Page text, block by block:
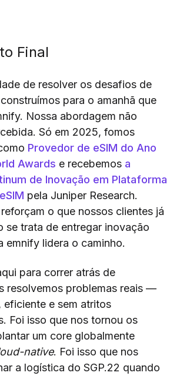
Final
de resolver os desafios de
para o amanhã que
Nossa abordagem não
Só em 2025, fomos
Provedor de eSIM do Ano
Awards e recebemos a
de Inovação em Plataforma
pela Juniper Research.
o que nossos clientes já
se trata de entregar inovação
emnify lidera o caminho.
para correr atrás de
resolvemos problemas reais —
eficiente e sem atritos
Foi isso que nos tornou os
um core globalmente
native. Foi isso que nos
a logística do SGP.22 quando